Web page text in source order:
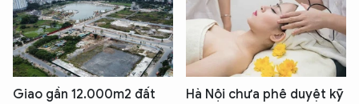
Giao gần 12.000m2 đất
Hà Nội chưa phê duyệt kỹ